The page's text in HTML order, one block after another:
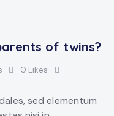
of twins?
0 Likes
sed elementum